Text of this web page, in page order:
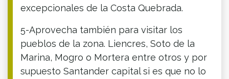
excepcionales de la Costa Quebrada.
5-Aprovecha también para visitar los
pueblos de la zona. Liencres, Soto de la
Marina, Mogro o Mortera entre otros y por
supuesto Santander capital si es que no lo